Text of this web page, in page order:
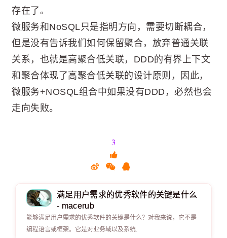
存在了。
微服务和NoSQL只是指明方向，需要切断耦合，
但是没有告诉我们如何保留聚合，放弃普通关联
关系，也就是高聚合低关联，DDD的有界上下文
和聚合体现了高聚合低关联的设计原则，因此，
微服务+NOSQL组合中如果没有DDD，必然也会
走向失败。
3
满足用户需求的优秀软件的关键是什么
- macerub
能够满足用户需求的优秀软件的关键是什么？对我来说，它不是
编程语言或框架。它是对业务域以及系统.